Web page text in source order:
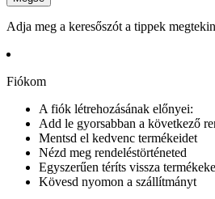
Adja meg a keresőszót a tippek
Fiókom
A fiók létrehozásának előnyei:
Add le gyorsabban a következő
Mentsd el kedvenc termékeidet
Nézd meg rendeléstörténeted
Egyszerűen téríts vissza
Kövesd nyomon a szállítmányt